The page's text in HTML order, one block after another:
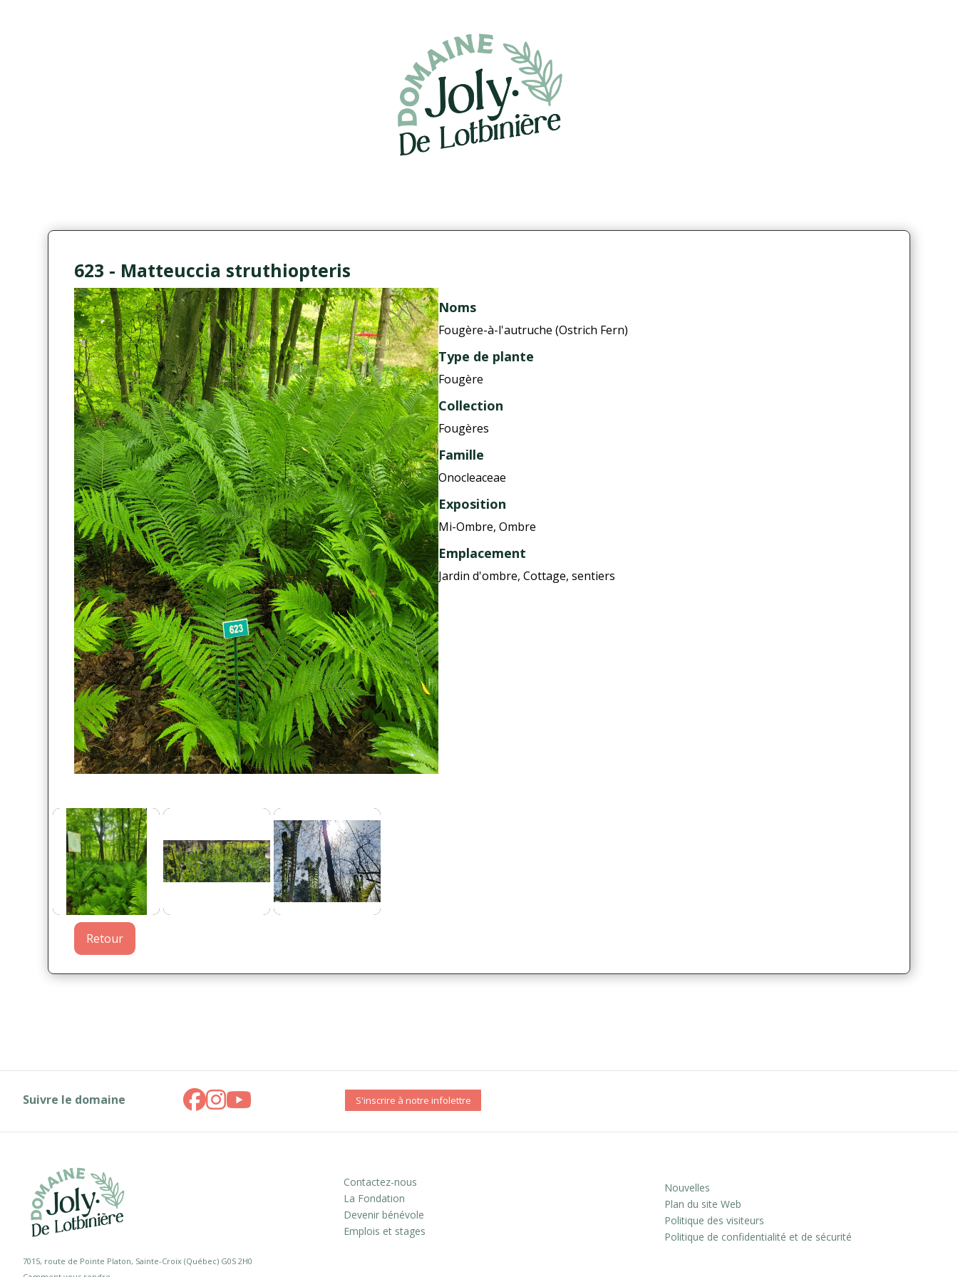
623 - Matteuccia struthiopteris
Noms
Fougère-à-l'autruche (Ostrich Fern)
Type de plante
Fougère
Collection
Fougères
Famille
Onocleaceae
Exposition
Mi-Ombre, Ombre
Emplacement
Jardin d'ombre, Cottage, sentiers
Retour
Suivre le domaine S'inscrire à notre infolettre
7015, route de Pointe Platon, Sainte-Croix (Québec) G0S 2H0
Contactez-nous
La Fondation
Devenir bénévole
Emplois et stages
Nouvelles
Plan du site Web
Politique des visiteurs
Politique de confidentialité et de sécurité